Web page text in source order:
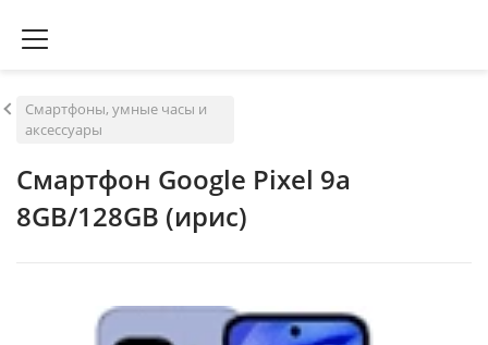
Смартфоны, умные часы и
аксессуары
Смартфон Google Pixel 9a
8GB/128GB (ирис)